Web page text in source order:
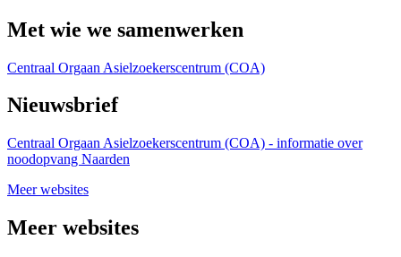
Met wie we samenwerken
Centraal Orgaan Asielzoekerscentrum (COA)
Nieuwsbrief
Centraal Orgaan Asielzoekerscentrum (COA) - informatie over
noodopvang Naarden
Meer websites
Meer websites